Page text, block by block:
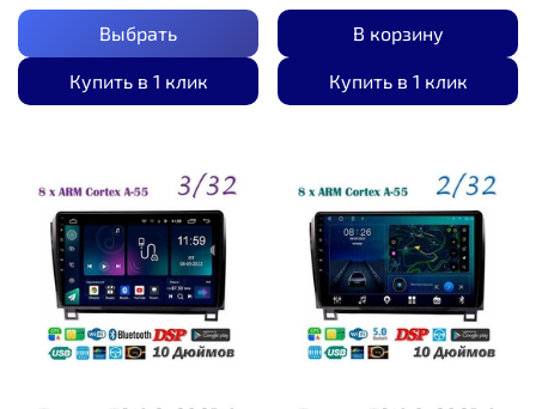
Выбрать
Купить в 1 клик
В корзину
Купить в 1 клик